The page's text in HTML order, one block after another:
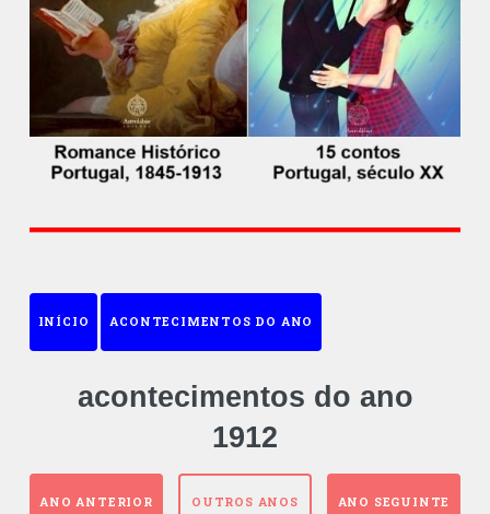
INÍCIO ACONTECIMENTOS DO ANO
acontecimentos do ano
1912
ANO ANTERIOR OUTROS ANOS ANO SEGUINTE